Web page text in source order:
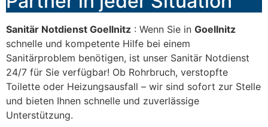
Sanitär Notdienst Goellnitz : Wenn Sie in Goellnitz
schnelle und kompetente Hilfe bei einem
Sanitärproblem benötigen, ist unser Sanitär Notdienst
24/7 für Sie verfügbar! Ob Rohrbruch, verstopfte
Toilette oder Heizungsausfall – wir sind sofort zur Stelle
und bieten Ihnen schnelle und zuverlässige
Unterstützung.